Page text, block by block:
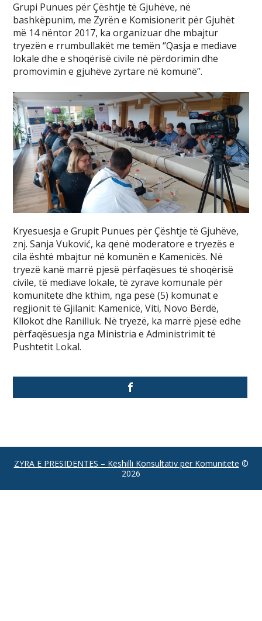
Grupi Punues për Çështje të Gjuhëve, në
bashkëpunim, me Zyrën e Komisionerit për Gjuhët
më 14 nëntor 2017, ka organizuar dhe mbajtur
tryezën e rrumbullakët me temën ‘’Qasja e mediave
lokale dhe e shoqërisë civile në përdorimin dhe
promovimin e gjuhëve zyrtare në komunë’’.
Kryesuesja e Grupit Punues për Çështje të Gjuhëve,
znj. Sanja Vuković, ka qenë moderatore e tryezës e
cila është mbajtur në komunën e Kamenicës. Në
tryezë kanë marrë pjesë përfaqësues të shoqërisë
civile, të mediave lokale, të zyrave komunale për
komunitete dhe kthim, nga pesë (5) komunat e
regjionit të Gjilanit: Kamenicë, Viti, Novo Bërdë,
Kllokot dhe Ranilluk. Në tryezë, ka marrë pjesë edhe
përfaqësuesja nga Ministria e Administrimit të
Pushtetit Lokal.
ZYRA E PRESIDENTES – Këshilli Konsultativ për Komunitete ©
2026